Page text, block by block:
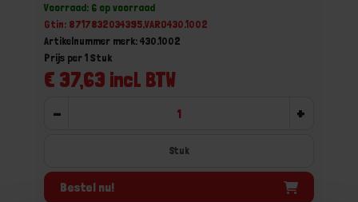
Voorraad: 6 op voorraad
Gtin: 8717832034395,VARO430.1002
Artikelnummer merk: 430.1002
€ 37,63 incl. BTW
Prijs per 1 Stuk
- +
Stuk
Bestel nu!